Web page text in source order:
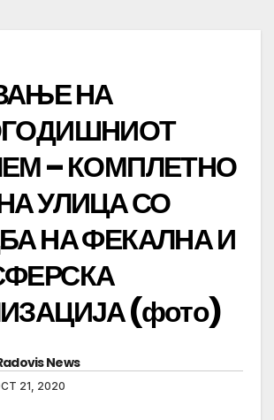
НА
– КОМПЛЕТНО
УЛИЦА СО
НА ФЕКАЛНА И
(фото)
News
21, 2020